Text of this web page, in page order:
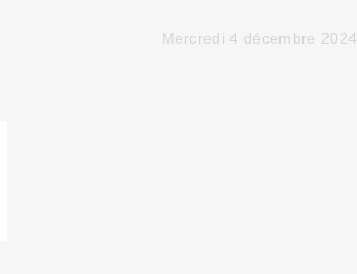
Mercredi 4 décembre 2024